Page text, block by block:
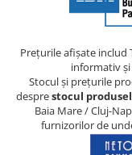
Prețurile afișate includ
informativ
Stocul și prețurile
desprestocul
Baia Mare / Cluj-
furnizorilor de